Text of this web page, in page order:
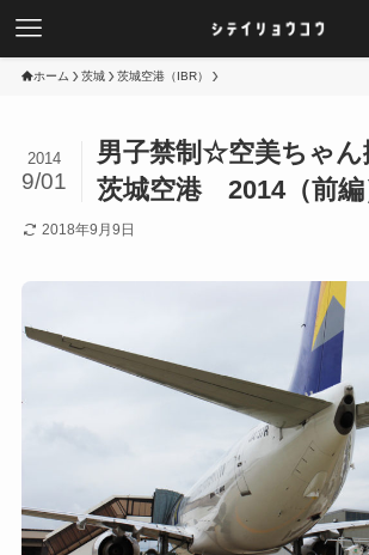
ホーム 茨城 茨城空港（IBR）
男子禁制☆空美ちゃん
茨城空港 2014（前編
2014
9/01
2018年9月9日